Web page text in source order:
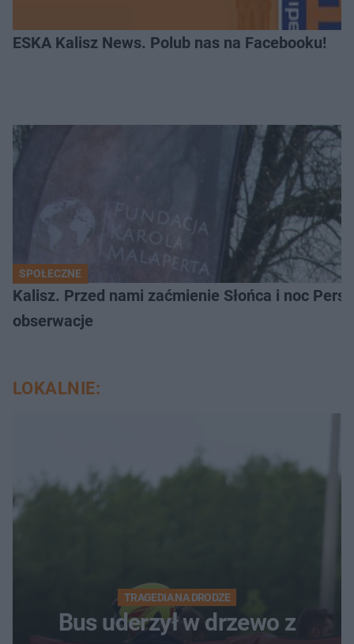
ESKA Kalisz News. Polub nas na Facebooku!
SPOŁECZNE
Kalisz. Przed nami zaćmienie Słońca i noc
obserwacje
LOKALNIE:
TRAGEDIA NA DRODZE
Bus uderzył w drzewo z